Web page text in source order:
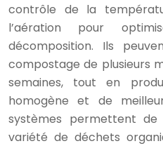
contrôle de la
l’aération pour
décomposition. Ils
compostage de plusieurs
semaines, tout en
homogène et de
systèmes permettent
variété de déchets